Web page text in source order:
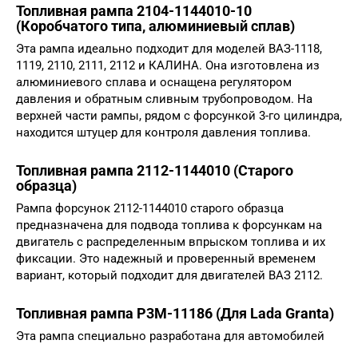
Топливная рампа 2104-1144010-10
(Коробчатого типа, алюминиевый сплав)
Эта рампа идеально подходит для моделей ВАЗ-1118,
1119, 2110, 2111, 2112 и КАЛИНА. Она изготовлена из
алюминиевого сплава и оснащена регулятором
давления и обратным сливным трубопроводом. На
верхней части рампы, рядом с форсункой 3-го цилиндра,
находится штуцер для контроля давления топлива.
Топливная рампа 2112-1144010 (Старого
образца)
Рампа форсунок 2112-1144010 старого образца
предназначена для подвода топлива к форсункам на
двигатель с распределенным впрыском топлива и их
фиксации. Это надежный и проверенный временем
вариант, который подходит для двигателей ВАЗ 2112.
Топливная рампа P3M-11186 (Для Lada Granta)
Эта рампа специально разработана для автомобилей